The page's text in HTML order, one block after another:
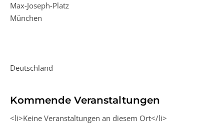
Max-Joseph-Platz
München
Deutschland
Kommende Veranstaltungen
<li>Keine Veranstaltungen an diesem Ort</li>